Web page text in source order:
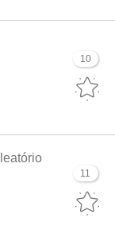
10
11